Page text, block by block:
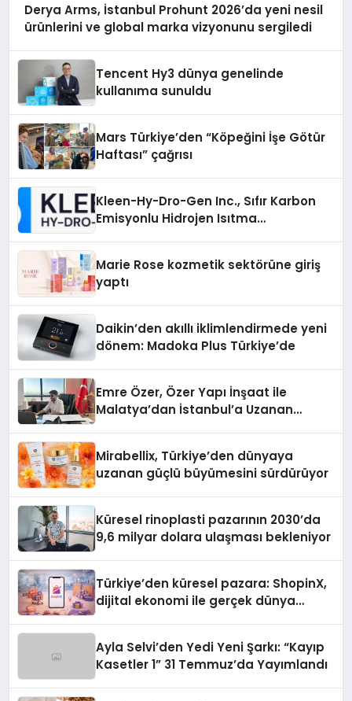
Derya Arms, İstanbul Prohunt 2026’da yeni nesil
ürünlerini ve global marka vizyonunu sergiledi
Tencent Hy3 dünya genelinde
kullanıma sunuldu
Mars Türkiye’den “Köpeğini İşe Götür
Haftası” çağrısı
Kleen-Hy-Dro-Gen Inc., Sıfır Karbon
Emisyonlu Hidrojen Isıtma
Marie Rose kozmetik sektörüne giriş
yaptı
Daikin’den akıllı iklimlendirmede yeni
dönem: Madoka Plus Türkiye’de
Emre Özer, Özer Yapı İnşaat ile
Malatya’dan İstanbul’a Uzanan
Mirabellix, Türkiye’den dünyaya
uzanan güçlü büyümesini sürdürüyor
Küresel rinoplasti pazarının 2030’da
9,6 milyar dolara ulaşması bekleniyor
Türkiye’den küresel pazara: ShopinX,
dijital ekonomi ile gerçek dünya
Ayla Selvi’den Yedi Yeni Şarkı: “Kayıp
Kasetler 1” 31 Temmuz’da Yayımlandı